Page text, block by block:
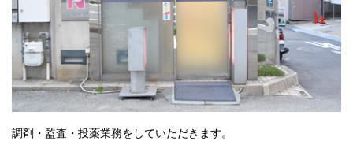
調剤・監査・投薬業務をしていただきます。